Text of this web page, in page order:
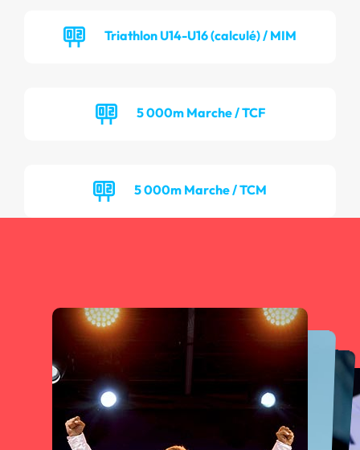
Triathlon U14-U16 (calculé) / MIM
5 000m Marche / TCF
5 000m Marche / TCM